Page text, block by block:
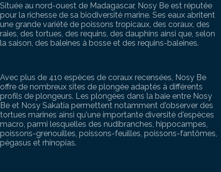
Située au nord-ouest de Madagascar, Nosy Be est réputée
pour la richesse de sa biodiversité marine. Ses eaux abritent
une grande variété de poissons tropicaux, des coraux, des
raies, des tortues, des requins, des dauphins ainsi que, selon
la saison, des baleines à bosse et des requins-baleines.
Avec plus de 410 espèces de coraux recensées, Nosy Be
offre de nombreux sites de plongée adaptés à différents
profils de plongeurs. Les plongées dans la baie entre Nosy
Be et Nosy Sakatia permettent notamment d'observer des
tortues marines ainsi qu'une importante diversité d'espèces
macro, parmi lesquelles des nudibranches, hippocampes,
poissons-grenouilles, poissons-feuilles, poissons-fantômes,
pégasus et rhinopias.